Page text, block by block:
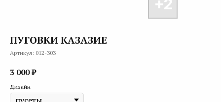
ПУГОВКИ КАЗАЗИЕ
Артикул: 012-303
3 000₽
Дизайн